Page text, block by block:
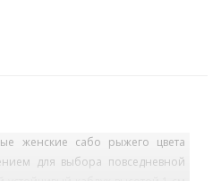
женские сабо рыжего цвета
для выбора повседневной